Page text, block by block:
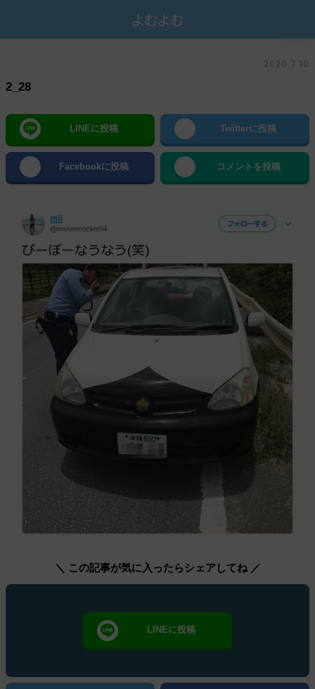
2020.7.10
2_28
LINEに投稿 Twitterに投稿
Facebookに投稿 コメントを投稿
＼ この記事が気に入ったらシェアしてね ／
LINEに投稿